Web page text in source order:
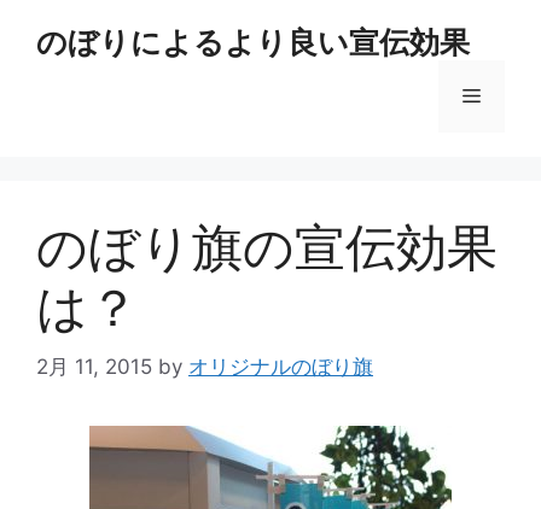
のぼりによるより良い宣伝効果
メ
ュ
のぼり旗の宣伝効果
は？
2月 11, 2015 by オリジナルのぼり旗